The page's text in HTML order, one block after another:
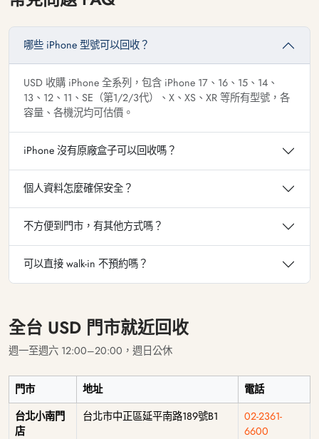
哪些 iPhone 型號可以回收？
USD 收購 iPhone 全系列，包含 iPhone 17、16、15、14、
13、12、11、SE（第1/2/3代）、X、XS、XR 等所有型號，各
容量、各機況均可估價。
iPhone 沒有原廠盒子可以回收嗎？
個人資料怎麼確保安全？
不方便到門市，有其他方式嗎？
可以直接 walk-in 不預約嗎？
全台 USD 門市就近回收
週一至週六 12:00–20:00，週日公休
門市 地址
電話
台北小南門
店
台北市中正區延平南路189號B1
02-2361-
6600